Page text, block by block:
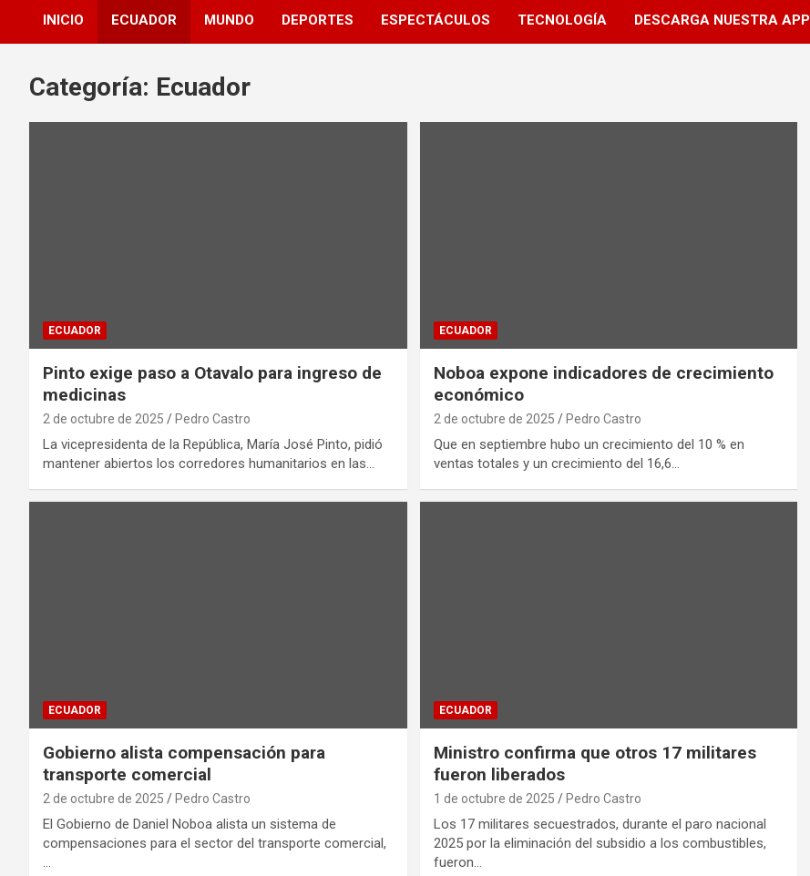
INICIO ECUADOR MUNDO DEPORTES ESPECTÁCULOS TECNOLOGÍA DESCARGA NUESTRA APP
Categoría: Ecuador
ECUADOR
Pinto exige paso a Otavalo para ingreso de
medicinas
2 de octubre de 2025 Pedro Castro
La vicepresidenta de la República, María José Pinto, pidió
mantener abiertos los corredores humanitarios en las…
ECUADOR
Noboa expone indicadores de crecimiento
económico
2 de octubre de 2025 Pedro Castro
Que en septiembre hubo un crecimiento del 10 % en
ventas totales y un crecimiento del 16,6…
ECUADOR
Gobierno alista compensación para
transporte comercial
2 de octubre de 2025 Pedro Castro
El Gobierno de Daniel Noboa alista un sistema de
compensaciones para el sector del transporte comercial,
…
ECUADOR
Ministro confirma que otros 17 militares
fueron liberados
1 de octubre de 2025 Pedro Castro
Los 17 militares secuestrados, durante el paro nacional
2025 por la eliminación del subsidio a los combustibles,
fueron…